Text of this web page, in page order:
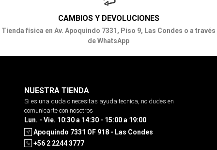
CAMBIOS Y DEVOLUCIONES
Tienda física en Av. Apoquindo 7331, Piso 9, Las Condes o a través
de WhatsApp
NUESTRA TIENDA
Si es una duda o necesitas ayuda tecnica, no dudes en
comunicarte con nosotros
Lun. - Vie. 10:30 a 14:30 - 15:00 a 19:00
Apoquindo 7331 OF 918 - Las Condes
+56 2 2244 3777